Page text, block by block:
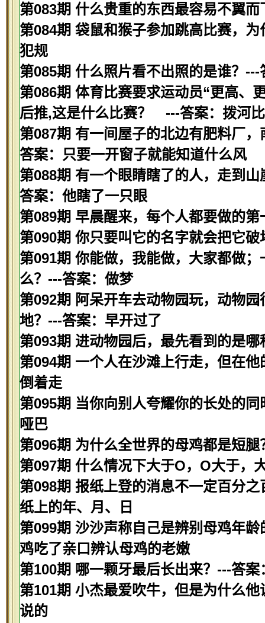
第083期 什么贵重的东西最容易不翼
第084期 袋鼠和猴子参加跳高比赛，
犯规
第085期 什么照片看不出照的是谁？---
第086期 体育比赛要求运动员“更高、
后推,这是什么比赛？ ---答案：拨河
第087期 有一间屋子的北边有肥料厂
答案：只要一开窗子就能知道什么风
第088期 有一个眼睛瞎了的人，走到
答案：他瞎了一只眼
第089期 早晨醒来，每个人都要做的
第090期 你只要叫它的名字就会把它
第091期 你能做，我能做，大家都做
么？---答案：做梦
第092期 阿呆开车去动物园玩，动物
地？---答案：早开过了
第093期 进动物园后，最先看到的是
第094期 一个人在沙滩上行走，但在
倒着走
第095期 当你向别人夸耀你的长处的
哑巴
第096期 为什么全世界的母鸡都是短
第097期 什么情况下大于O，O大于，
第098期 报纸上登的消息不一定百分
纸上的年、月、日
第099期 沙沙声称自己是辨别母鸡年
鸡吃了亲口辨认母鸡的老嫩
第100期 哪一颗牙最后长出来？---答案
第101期 小杰最爱吹牛，但是为什么
说的